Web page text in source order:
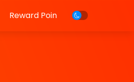
Reward Poin